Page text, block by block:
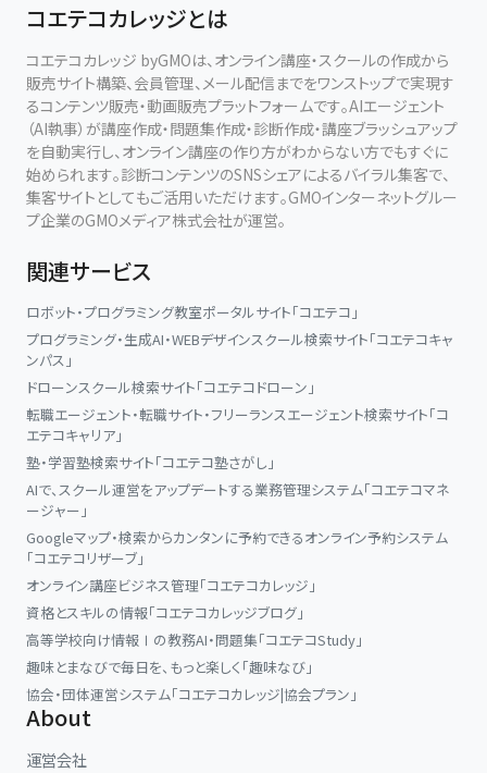
コエテコカレッジとは
コエテコカレッジ byGMOは、オンライン講座・スクールの作成から
販売サイト構築、会員管理、メール配信までをワンストップで実現す
るコンテンツ販売・動画販売プラットフォームです。AIエージェント
（AI執事）が講座作成・問題集作成・診断作成・講座ブラッシュアップ
を自動実行し、オンライン講座の作り方がわからない方でもすぐに
始められます。診断コンテンツのSNSシェアによるバイラル集客で、
集客サイトとしてもご活用いただけます。GMOインターネットグルー
プ企業のGMOメディア株式会社が運営。
関連サービス
ロボット・プログラミング教室ポータルサイト「コエテコ」
プログラミング・生成AI・WEBデザインスクール検索サイト「コエテコキャ
ンパス」
ドローンスクール検索サイト「コエテコドローン」
転職エージェント・転職サイト・フリーランスエージェント検索サイト「コ
エテコキャリア」
塾・学習塾検索サイト「コエテコ塾さがし」
AIで、スクール運営をアップデートする業務管理システム「コエテコマネ
ージャー」
Googleマップ・検索からカンタンに予約できるオンライン予約システム
「コエテコリザーブ」
オンライン講座ビジネス管理「コエテコカレッジ」
資格とスキルの情報「コエテコカレッジブログ」
高等学校向け情報Ⅰの教務AI・問題集「コエテコStudy」
趣味とまなびで毎日を、もっと楽しく「趣味なび」
協会・団体運営システム「コエテコカレッジ|協会プラン」
About
運営会社